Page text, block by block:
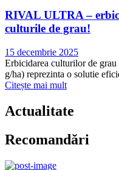
RIVAL ULTRA –
culturile de grau!
Publicat
pe
15 decembrie 2025
Erbicidarea culturilor de
g/ha) reprezinta o solutie
Citește mai mult
Actualitate
Recomandări